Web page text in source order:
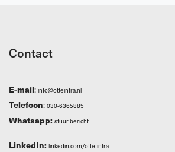
Contact
E-mail: info@otteinfra.nl
Telefoon: 030-6365885
Whatsapp: stuur bericht
LinkedIn: linkedin.com/otte-infra